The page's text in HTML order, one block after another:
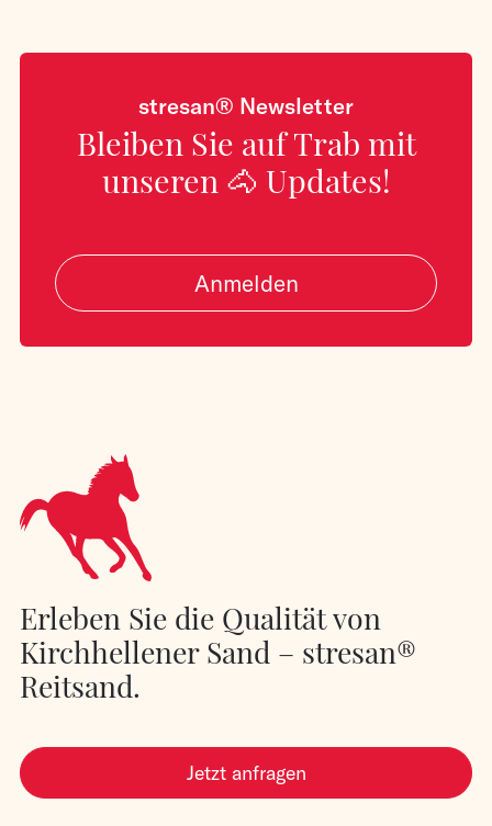
stresan® Newsletter
Bleiben Sie auf Trab mit
unseren 🐴 Updates!
Anmelden
Erleben Sie die Qualität von
Kirchhellener Sand – stresan®
Reitsand.
Jetzt anfragen